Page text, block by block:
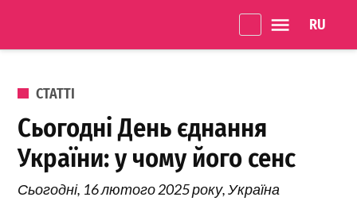
Життя
ОПУБЛІКОВАНО В
СТАТТІ
Сьогодні День єднання
України: у чому його сенс
Сьогодні, 16 лютого 2025 року, Україна